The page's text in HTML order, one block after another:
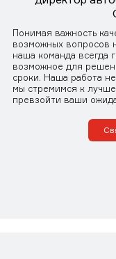
Понимая важность
возможных вопросов
наша команда всегда
возможное для
сроки. Наша работа
мы стремимся к
превзойти ваши